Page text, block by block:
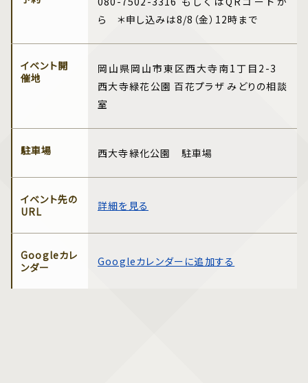
ら ＊申し込みは8/8（金）12時まで
イベント開
催地
岡山県岡山市東区西大寺南1丁目2-3
西大寺緑花公園 百花プラザ みどりの相談
室
駐車場 西大寺緑化公園 駐車場
イベント先の
URL
詳細を見る
Googleカレ
ンダー
Googleカレンダーに追加する